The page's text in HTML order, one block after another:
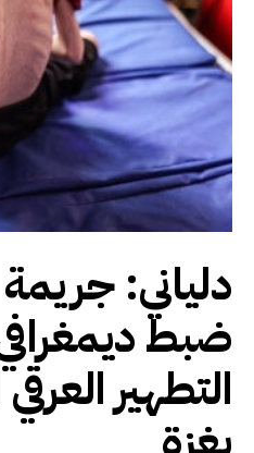
دلياني:
ضبط
التطهير